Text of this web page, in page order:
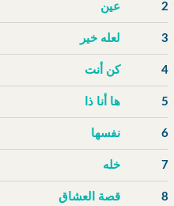
2 عين
3 لعله خير
4 كن أنت
5 ها أنا ذا
6 نفسها
7 خله
8 قصة العشاق